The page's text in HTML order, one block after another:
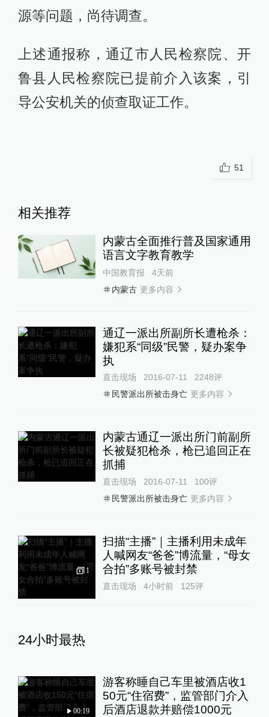
源等问题，尚待调查。
上述通报称，通辽市人民检察院、开
鲁县人民检察院已提前介入该案，引
导公安机关的侦查取证工作。
51
相关推荐
内蒙古全面推行普及国家通用
语言文字教育教学
中国教育报
4天前
内蒙古 更多内容
通辽一派出所副所长遭枪杀：
嫌犯系“同级”民警，疑办案争
执
直击现场 2016-07-11 2248评
民警派出所被击身亡 更多内容
内蒙古通辽一派出所门前副所
长被疑犯枪杀，枪已追回正在
抓捕
直击现场 2016-07-11 100评
民警派出所被击身亡 更多内容
1
扫描“主播”｜主播利用未成年
人喊网友“爸爸”博流量，“母女
合拍”多账号被封禁
直击现场 4小时前 125评
24小时最热
00:19
游客称睡自己车里被酒店收1
50元“住宿费”，监管部门介入
后酒店退款并赔偿1000元